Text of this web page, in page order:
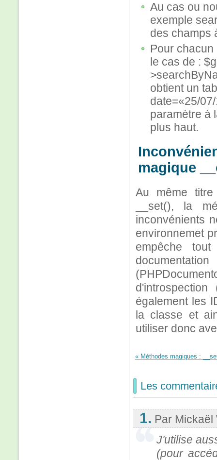
Au cas ou
exemple
des champs
Pour
le cas de :
obtient un
date=«25/
paramètre à
plus haut.
magique
Au même
__set(), la
inconvénients
environnemet
empêche
également les
la classe et
utiliser donc
« Méthodes magiques :
Les
1. Par Mickaël
J'utilise
(pour